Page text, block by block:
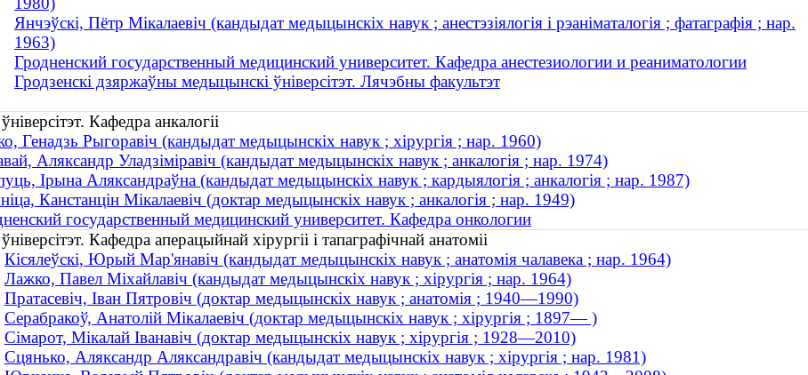
Янчэўскі, Пётр Мікалаевіч (кандыдат медыцынскіх навук ; анестэзіялогія і рэаніматалогія ; фатаграфія ; нар.
1963)
Гродненский государственный медицинский университет. Кафедра анестезиологии и реаниматологии
Гродзенскі дзяржаўны медыцынскі ўніверсітэт. Лячэбны факультэт
Кафедра анкалогіі
Генадзь Рыгоравіч (кандыдат медыцынскіх навук ; хірургія ; нар. 1960)
Аляксандр Уладзіміравіч (кандыдат медыцынскіх навук ; анкалогія ; нар. 1974)
Ірына Аляксандраўна (кандыдат медыцынскіх навук ; кардыялогія ; анкалогія ; нар. 1987)
Канстанцін Мікалаевіч (доктар медыцынскіх навук ; анкалогія ; нар. 1949)
государственный медицинский университет. Кафедра онкологии
Кафедра аперацыйнай хірургіі і тапаграфічнай анатоміі
Кісялеўскі, Юрый Мар'янавіч (кандыдат медыцынскіх навук ; анатомія чалавека ; нар. 1964)
Лажко, Павел Міхайлавіч (кандыдат медыцынскіх навук ; хірургія ; нар. 1964)
Пратасевіч, Іван Пятровіч (доктар медыцынскіх навук ; анатомія ; 1940—1990)
Серабракоў, Анатолій Мікалаевіч (доктар медыцынскіх навук ; хірургія ; 1897— )
Сімарот, Мікалай Іванавіч (доктар медыцынскіх навук ; хірургія ; 1928—2010)
Сцянько, Аляксандр Аляксандравіч (кандыдат медыцынскіх навук ; хірургія ; нар. 1981)